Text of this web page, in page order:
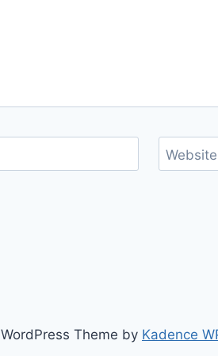
Website
Theme by Kadence